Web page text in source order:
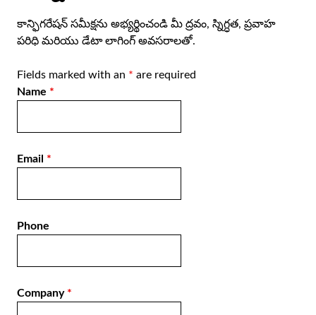
కాన్ఫిగరేషన్ సమీక్షను అభ్యర్థించండి మీ ద్రవం, స్నిగ్ధత, ప్రవాహ
పరిధి మరియు డేటా లాగింగ్ అవసరాలతో.
Fields marked with an * are required
Name *
Email *
Phone
Company *